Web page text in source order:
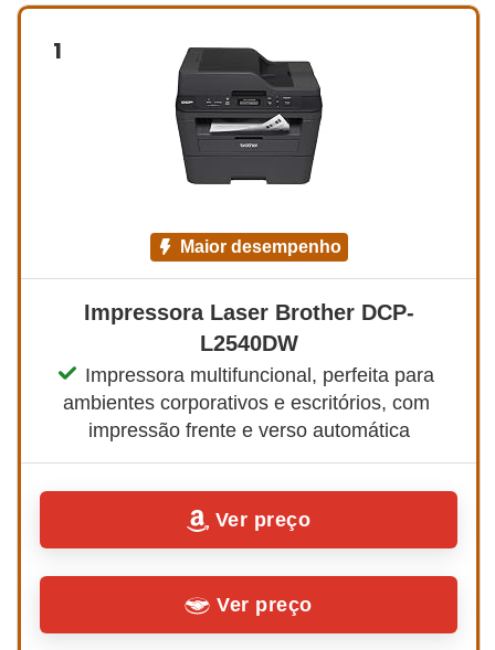
1
maior desempenho
Impressora Laser Brother DCP-
L2540DW
Impressora multifuncional, perfeita para
ambientes corporativos e escritórios, com
impressão frente e verso automática
Ver preço
Ver preço